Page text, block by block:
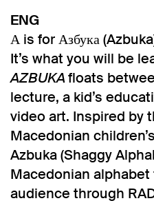
ENG
А is for Азбука
It’s what you will be
AZBUKAfloats
lecture, a kid’s
video art. Inspired by
Macedonian
Azbuka (Shaggy
Macedonian
audience through